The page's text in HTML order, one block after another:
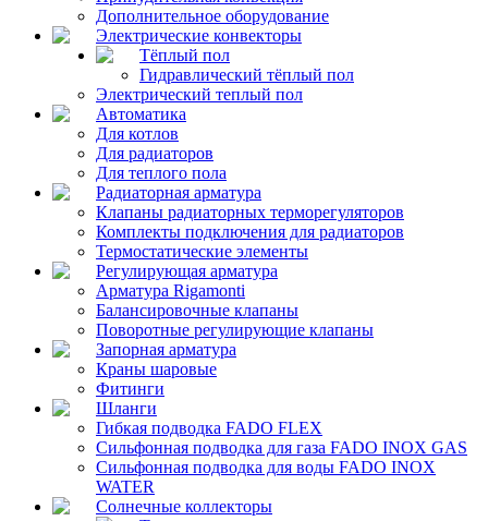
Дополнительное оборудование
Электрические конвекторы
Тёплый пол
Гидравлический тёплый пол
Электрический теплый пол
Автоматика
Для котлов
Для радиаторов
Для теплого пола
Радиаторная арматура
Клапаны радиаторных терморегуляторов
Комплекты подключения для радиаторов
Термостатические элементы
Регулирующая арматура
Арматура Rigamonti
Балансировочные клапаны
Поворотные регулирующие клапаны
Запорная арматура
Краны шаровые
Фитинги
Шланги
Гибкая подводка FADO FLEX
Сильфонная подводка для газа FADO INOX GAS
Сильфонная подводка для воды FADO INOX
WATER
Солнечные коллекторы